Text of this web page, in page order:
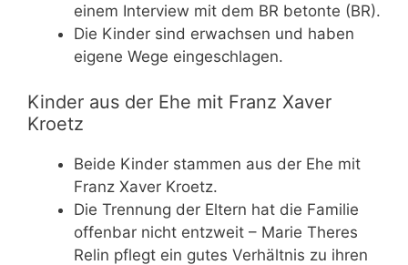
einem Interview mit dem BR betonte (BR).
Die Kinder sind erwachsen und haben
eigene Wege eingeschlagen.
Kinder aus der Ehe mit Franz Xaver
Kroetz
Beide Kinder stammen aus der Ehe mit
Franz Xaver Kroetz.
Die Trennung der Eltern hat die Familie
offenbar nicht entzweit – Marie Theres
Relin pflegt ein gutes Verhältnis zu ihren